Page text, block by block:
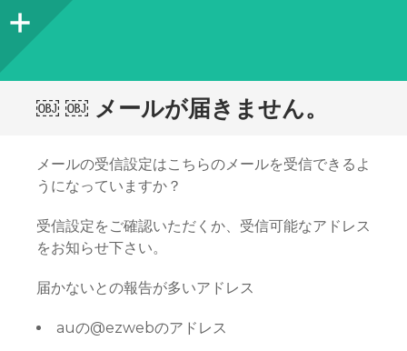
ー
￼ ￼ メールが届きません。
メールの受信設定はこちらのメールを受信できるよ
うになっていますか？
受信設定をご確認いただくか、受信可能なアドレス
をお知らせ下さい。
届かないとの報告が多いアドレス
auの@ezwebのアドレス